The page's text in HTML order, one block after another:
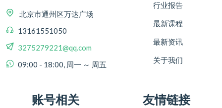
北京市通州区万达广场
13161551050
3275279221@qq.com
09:00 - 18:00, 周一 ～ 周五
行业报告
最新课程
最新资讯
关于我们
账号相关 友情链接